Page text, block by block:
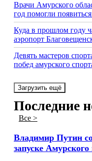
Врачи Амурского
год помогли
Куда в прошлом году
аэропорт
Девять мастеров
побед амурского
Загрузить ещё
Последние
Все >
Владимир Путин
запуске